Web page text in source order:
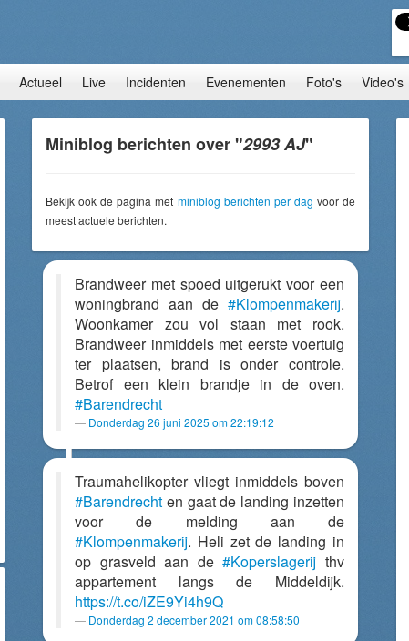
Actueel Live Incidenten Evenementen Foto's Video's
Miniblog berichten over "2993 AJ"
Bekijk ook de pagina met miniblog berichten per dag voor de
meest actuele berichten.
Brandweer met spoed uitgerukt voor een
woningbrand aan de #Klompenmakerij.
Woonkamer zou vol staan met rook.
Brandweer inmiddels met eerste voertuig
ter plaatsen, brand is onder controle.
Betrof een klein brandje in de oven.
#Barendrecht
Donderdag 26 juni 2025 om 22:19:12
Traumahelikopter vliegt inmiddels boven
#Barendrecht en gaat de landing inzetten
voor de melding aan de
#Klompenmakerij. Heli zet de landing in
op grasveld aan de#Koperslagerij thv
appartement langs de Middeldijk.
https://t.co/iZE9Yi4h9Q
Donderdag 2 december 2021 om 08:58:50